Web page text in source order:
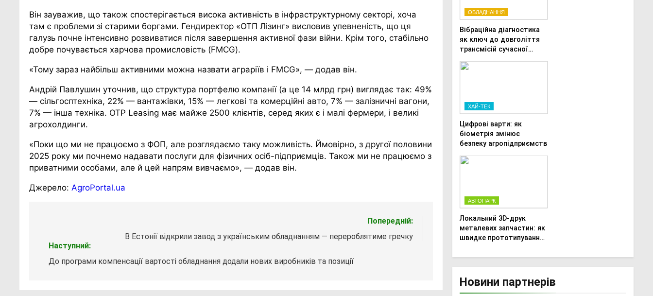
Він зауважив, що також спостерігається висока активність в інфраструктурному секторі, хоча
там є проблеми зі старими боргами. Гендиректор «ОТП Лізинг» висловив упевненість, що ця
галузь почне інтенсивно розвиватися після завершення активної фази війни. Крім того, стабільно
добре почувається харчова промисловість (FMCG).
«Тому зараз найбільш активними можна назвати аграріїв і FMCG», — додав він.
Андрій Павлушин уточнив, що структура портфелю компанії (а це 14 млрд грн) виглядає так: 49%
— сільгосптехніка, 22% — вантажівки, 15% — легкові та комерційні авто, 7% — залізничні вагони,
7% — інша техніка. OTP Leasing має майже 2500 клієнтів, серед яких є і малі фермери, і великі
агрохолдинги.
«Поки що ми не працюємо з ФОП, але розглядаємо таку можливість. Ймовірно, з другої половини
2025 року ми почнемо надавати послуги для фізичних осіб-підприємців. Також ми не працюємо з
приватними особами, але й цей напрям вивчаємо», — додав він.
Джерело: AgroPortal.ua
Попередній:
В Естонії відкрили завод з українським обладнанням — перероблятиме гречку
Наступний:
До програми компенсації вартості обладнання додали нових виробників та позиції
ОБЛАДНАННЯ
Вібраційна діагностика
як ключ до довголіття
трансмісій сучасної
ХАЙ-ТЕК
Цифрові варти: як
біометрія змінює
безпеку агропідприємств
АВТОПАРК
Локальний 3D-друк
металевих запчастин: як
швидке прототипування
Новини партнерів